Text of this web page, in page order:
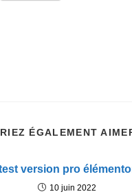
ÉGALEMENT
version pro
10 juin 2022